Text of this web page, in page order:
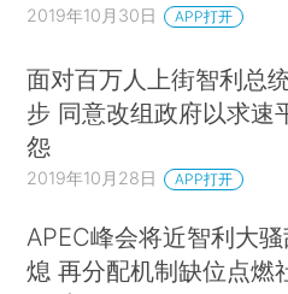
2019年10月30日 APP打开
面对百万人上街智利总
步 同意改组政府以求速
怨
2019年10月28日 APP打开
APEC峰会将近智利大
熄 再分配机制缺位点燃